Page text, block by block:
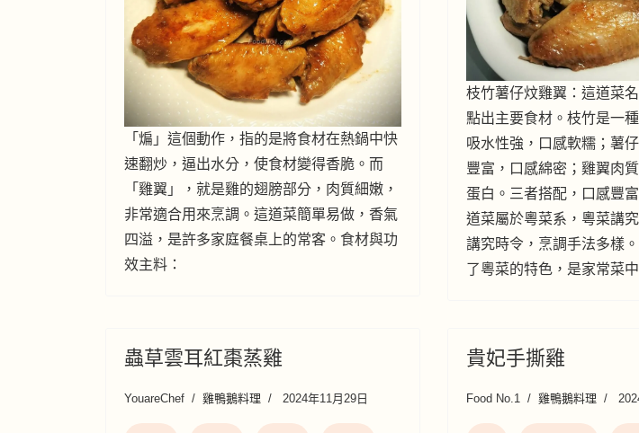
「煸」這個動作，指的是將食材在熱鍋中快
速翻炒，逼出水分，使食材變得香脆。而
「雞翼」，就是雞的翅膀部分，肉質細嫩，
非常適合用來烹調。這道菜簡單易做，香氣
四溢，是許多家庭餐桌上的常客。食材與功
效主料：
枝竹薯仔炆雞翼：這道菜
點出主要食材。枝竹是一
吸水性強，口感軟糯；薯
豐富，口感綿密；雞翼肉
蛋白。三者搭配，口感豐
道菜屬於粵菜系，粵菜講
講究時令，烹調手法多樣
了粵菜的特色，是家常菜
蟲草雲耳紅棗蒸雞
YouareChef 雞鴨鵝料理 2024年11月29日
貴妃手撕雞
Food No.1 雞鴨鵝料理